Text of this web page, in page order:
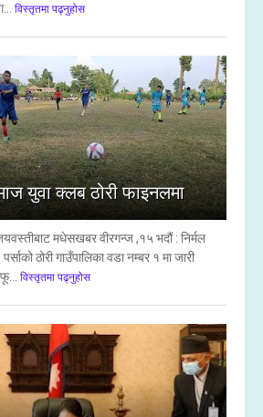
विस्तृतमा पढ्नुहोस
युवा क्लब ठोरी फाइनलमा
मधेसखबर वीरगन्ज ,१५ भदौं : निर्मल
ठोरी गाउँपालिका वडा नम्बर १ मा जारी
विस्तृतमा पढ्नुहोस